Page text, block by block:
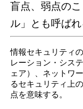
盲点、弱点の
ル」とも呼ばれ
情報セキュリティ
レーション・シス
ェア）、ネットワ
るセキュリティ上
点を意味する。